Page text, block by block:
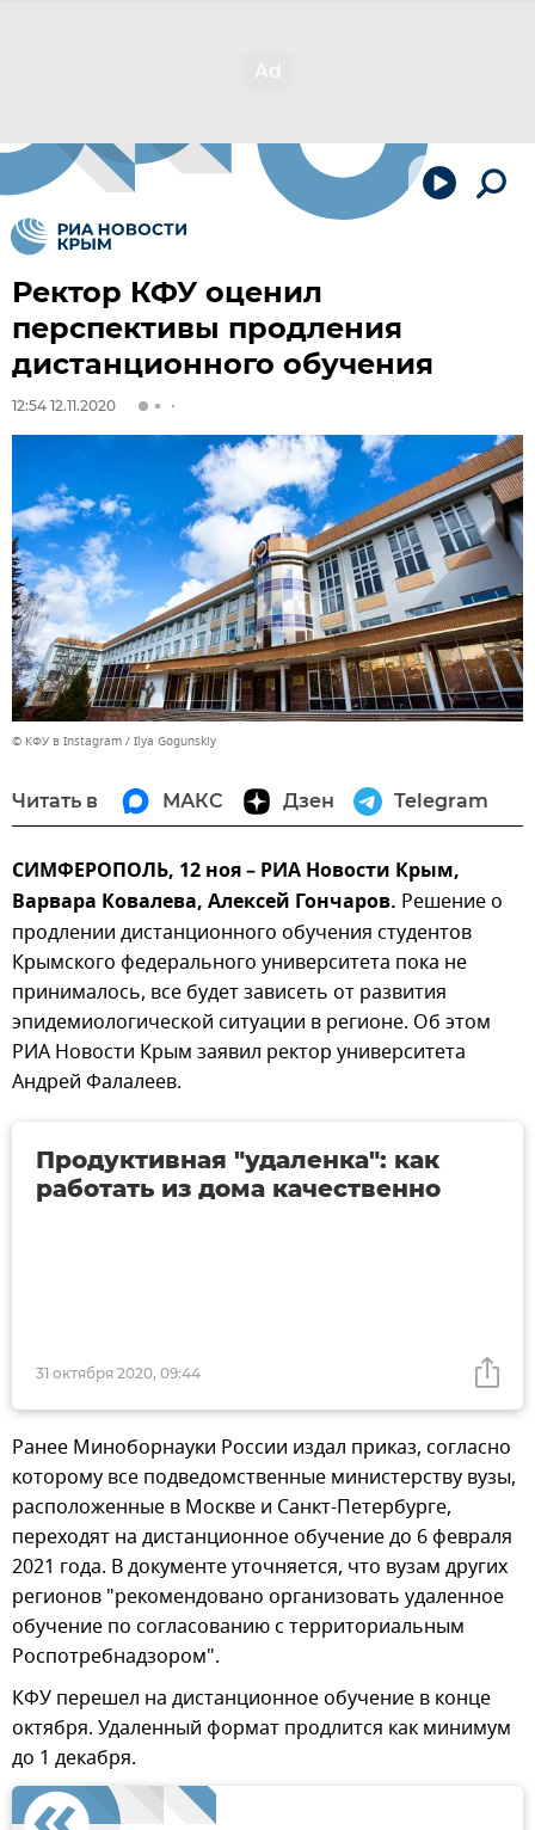
Ректор КФУ оценил
перспективы продления
дистанционного обучения
12:54 12.11.2020
© КФУ в Instagram / Ilya Gogunskiy
Читать в МАКС Дзен Telegram
СИМФЕРОПОЛЬ, 12 ноя – РИА Новости Крым,
Варвара Ковалева, Алексей Гончаров. Решение о
продлении дистанционного обучения студентов
Крымского федерального университета пока не
принималось, все будет зависеть от развития
эпидемиологической ситуации в регионе. Об этом
РИА Новости Крым заявил ректор университета
Андрей Фалалеев.
31 октября 2020, 09:44
Продуктивная "удаленка": как
работать из дома качественно
Ранее Миноборнауки России издал приказ, согласно
которому все подведомственные министерству вузы,
расположенные в Москве и Санкт-Петербурге,
переходят на дистанционное обучение до 6 февраля
2021 года. В документе уточняется, что вузам других
регионов "рекомендовано организовать удаленное
обучение по согласованию с территориальным
Роспотребнадзором".
КФУ перешел на дистанционное обучение в конце
октября. Удаленный формат продлится как минимум
до 1 декабря.